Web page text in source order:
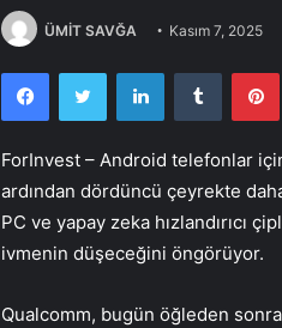
ÜMİT SAVĞA Kasım 7, 2025
FacebookTwitter LinkedInTumblr
ForInvest – Android telefonlar
ardından dördüncü çeyrekte
PC ve yapay zeka hızlandırıcı
ivmenin düşeceğini öngörüyor.
Qualcomm, bugün öğleden